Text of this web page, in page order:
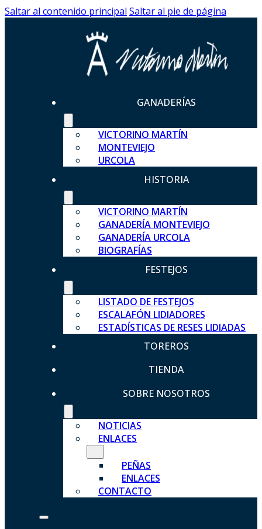
Saltar al contenido principal Saltar al pie de página
GANADERÍAS
VICTORINO MARTÍN
MONTEVIEJO
URCOLA
HISTORIA
VICTORINO MARTÍN
GANADERÍA MONTEVIEJO
GANADERÍA URCOLA
BIOGRAFÍAS
FESTEJOS
LISTADO DE FESTEJOS
ESCALAFÓN LIDIADORES
ESTADÍSTICAS DE RESES LIDIADAS
TOREROS
TIENDA
SOBRE NOSOTROS
NOTICIAS
ENLACES
PEÑAS
ENLACES
CONTACTO